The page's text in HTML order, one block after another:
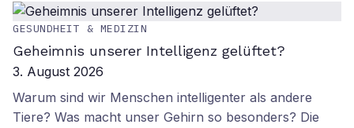
GESUNDHEIT & MEDIZIN
Geheimnis unserer Intelligenz gelüftet?
3. August 2026
Warum sind wir Menschen intelligenter als andere
Tiere? Was macht unser Gehirn so besonders? Die